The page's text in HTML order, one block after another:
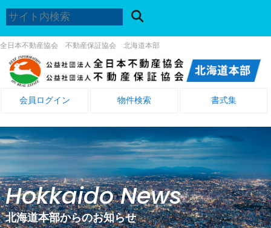
全日本不動産協会 不動産保証協会 北海道本部
会員ログイン 物件検索 書式集
Hokkaido News
北海道本部からのお知らせ